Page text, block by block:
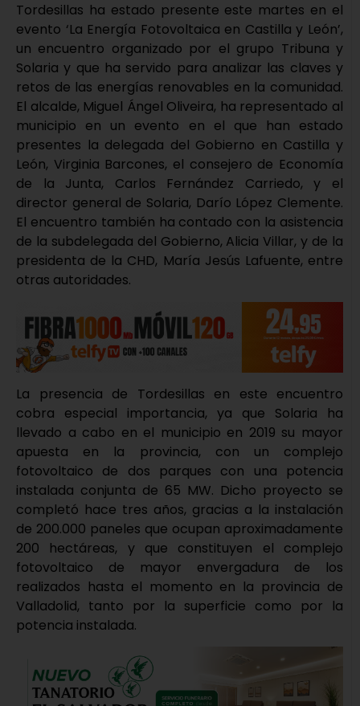
Tordesillas ha estado presente este martes en el
evento ‘La Energía Fotovoltaica en Castilla y León’,
un encuentro organizado por el grupo Tribuna y
Solaria y que ha servido para analizar las claves y
retos de las energías renovables en la comunidad.
El alcalde, Miguel Ángel Oliveira, ha representado al
municipio en un evento en el que han estado
presentes la delegada del Gobierno en Castilla y
León, Virginia Barcones, el consejero de Economía
de la Junta, Carlos Fernández Carriedo, y el
director general de Solaria, Darío López Clemente.
El encuentro también ha contado con la asistencia
de la subdelegada del Gobierno, Alicia Villar, y de la
presidenta de la CHD, María Jesús Lafuente, entre
otras autoridades.
La presencia de Tordesillas en este encuentro
cobra especial importancia, ya que Solaria ha
llevado a cabo en el municipio en 2019 su mayor
apuesta en la provincia, con un complejo
fotovoltaico de dos parques con una potencia
instalada conjunta de 65 MW. Dicho proyecto se
completó hace tres años, gracias a la instalación
de 200.000 paneles que ocupan aproximadamente
200 hectáreas, y que constituyen el complejo
fotovoltaico de mayor envergadura de los
realizados hasta el momento en la provincia de
Valladolid, tanto por la superficie como por la
potencia instalada.